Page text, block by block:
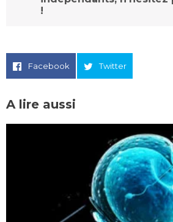
!
Facebook Twitter
A lire aussi